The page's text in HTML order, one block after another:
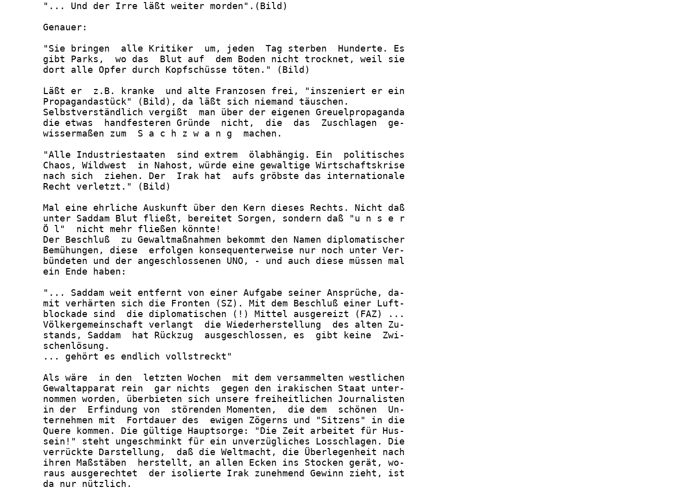
       "... Und der Irre läßt weiter morden".(Bild)
       Genauer:
       "Sie bringen  alle Kritiker  um, jeden  Tag sterben  Hunderte. Es
       gibt Parks,  wo das  Blut auf  dem Boden nicht trocknet, weil sie
       dort alle Opfer durch Kopfschüsse töten." (Bild)
       Läßt er  z.B. kranke  und alte Franzosen frei, "inszeniert er ein
       Propagandastück" (Bild), da läßt sich niemand täuschen.
       Selbstverständlich vergißt  man über der eigenen Greuelpropaganda
       die etwas  handfesteren Gründe  nicht,  die  das  Zuschlagen  ge-
       wissermaßen zum  S a c h z w a n g  machen.
       "Alle Industriestaaten  sind extrem  ölabhängig. Ein  politisches
       Chaos, Wildwest  in Nahost, würde eine gewaltige Wirtschaftskrise
       nach sich  ziehen. Der  Irak hat  aufs gröbste das internationale
       Recht verletzt." (Bild)
       Mal eine ehrliche Auskunft über den Kern dieses Rechts. Nicht daß
       unter Saddam Blut fließt, bereitet Sorgen, sondern daß "u n s e r
       Ö l"  nicht mehr fließen könnte!
       Der Beschluß  zu Gewaltmaßnahmen bekommt den Namen diplomatischer
       Bemühungen, diese  erfolgen konsequenterweise nur noch unter Ver-
       bündeten und der angeschlossenen UNO, - und auch diese müssen mal
       ein Ende haben:
       "... Saddam weit entfernt von einer Aufgabe seiner Ansprüche, da-
       mit verhärten sich die Fronten (SZ). Mit dem Beschluß einer Luft-
       blockade sind  die diplomatischen (!) Mittel ausgereizt (FAZ) ...
       Völkergemeinschaft verlangt  die Wiederherstellung  des alten Zu-
       stands, Saddam  hat Rückzug  ausgeschlossen, es  gibt keine  Zwi-
       schenlösung.
       ... gehört es endlich vollstreckt"
       Als wäre  in den  letzten Wochen  mit dem versammelten westlichen
       Gewaltapparat rein  gar nichts  gegen den irakischen Staat unter-
       nommen worden, überbieten sich unsere freiheitlichen Journalisten
       in der  Erfindung von  störenden Momenten,  die dem  schönen  Un-
       ternehmen mit  Fortdauer des  ewigen Zögerns und "Sitzens" in die
       Quere kommen. Die gültige Hauptsorge: "Die Zeit arbeitet für Hus-
       sein!" steht ungeschminkt für ein unverzügliches Losschlagen. Die
       verrückte Darstellung,  daß die Weltmacht, die Überlegenheit nach
       ihren Maßstäben  herstellt, an allen Ecken ins Stocken gerät, wo-
       raus ausgerechtet  der isolierte Irak zunehmend Gewinn zieht, ist
       da nur nützlich.